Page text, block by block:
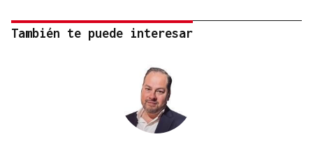
También te puede interesar